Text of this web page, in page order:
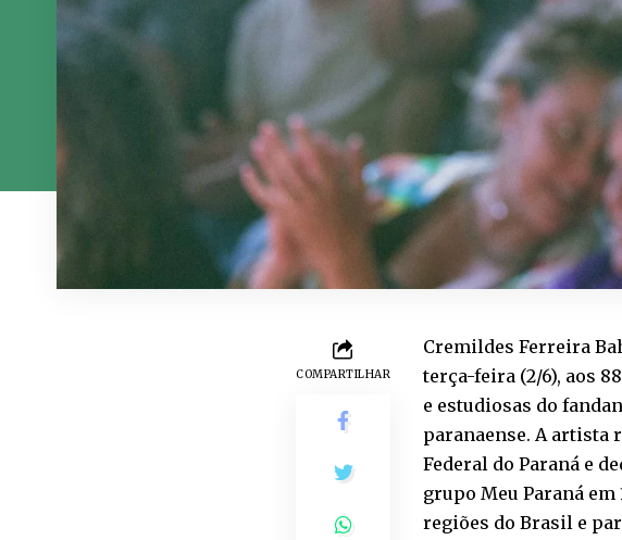
COMPARTILHAR
Cremildes Ferreira
terça-feira (2/6), aos
e estudiosas do
paranaense. A artista
Federal do Paraná e
grupo Meu Paraná
regiões do Brasil e